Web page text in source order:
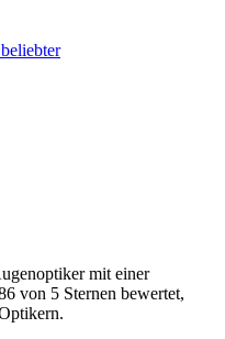
mit einer
von 5 Sternen bewertet,